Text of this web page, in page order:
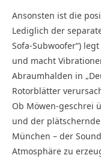
Ansonsten ist die
Lediglich der
Sofa-Subwoofer“)
und macht
Abraumhalden in
Rotorblätter
Ob Möwen-geschrei
und der
München – der
Atmosphäre zu